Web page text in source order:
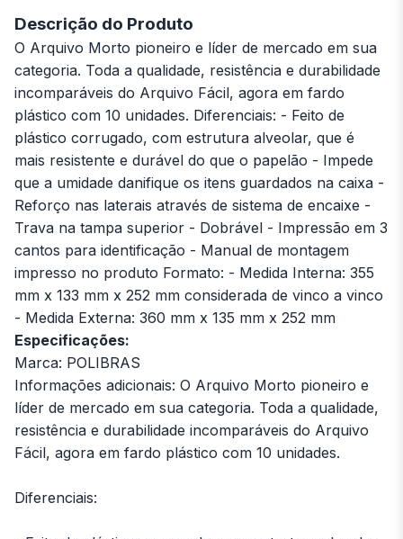
Descrição do Produto
O Arquivo Morto pioneiro e líder de mercado em sua
categoria. Toda a qualidade, resistência e durabilidade
incomparáveis do Arquivo Fácil, agora em fardo
plástico com 10 unidades. Diferenciais: - Feito de
plástico corrugado, com estrutura alveolar, que é
mais resistente e durável do que o papelão - Impede
que a umidade danifique os itens guardados na caixa -
Reforço nas laterais através de sistema de encaixe -
Trava na tampa superior - Dobrável - Impressão em 3
cantos para identificação - Manual de montagem
impresso no produto Formato: - Medida Interna: 355
mm x 133 mm x 252 mm considerada de vinco a vinco
- Medida Externa: 360 mm x 135 mm x 252 mm
Especificações:
Marca: POLIBRAS
Informações adicionais: O Arquivo Morto pioneiro e
líder de mercado em sua categoria. Toda a qualidade,
resistência e durabilidade incomparáveis do Arquivo
Fácil, agora em fardo plástico com 10 unidades.
Diferenciais: